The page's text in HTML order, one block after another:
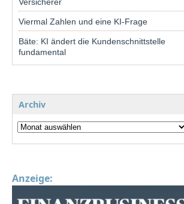
Viermal Zahlen und eine KI-Frage
Bäte: KI ändert die Kundenschnittstelle
fundamental
Archiv
Anzeige: